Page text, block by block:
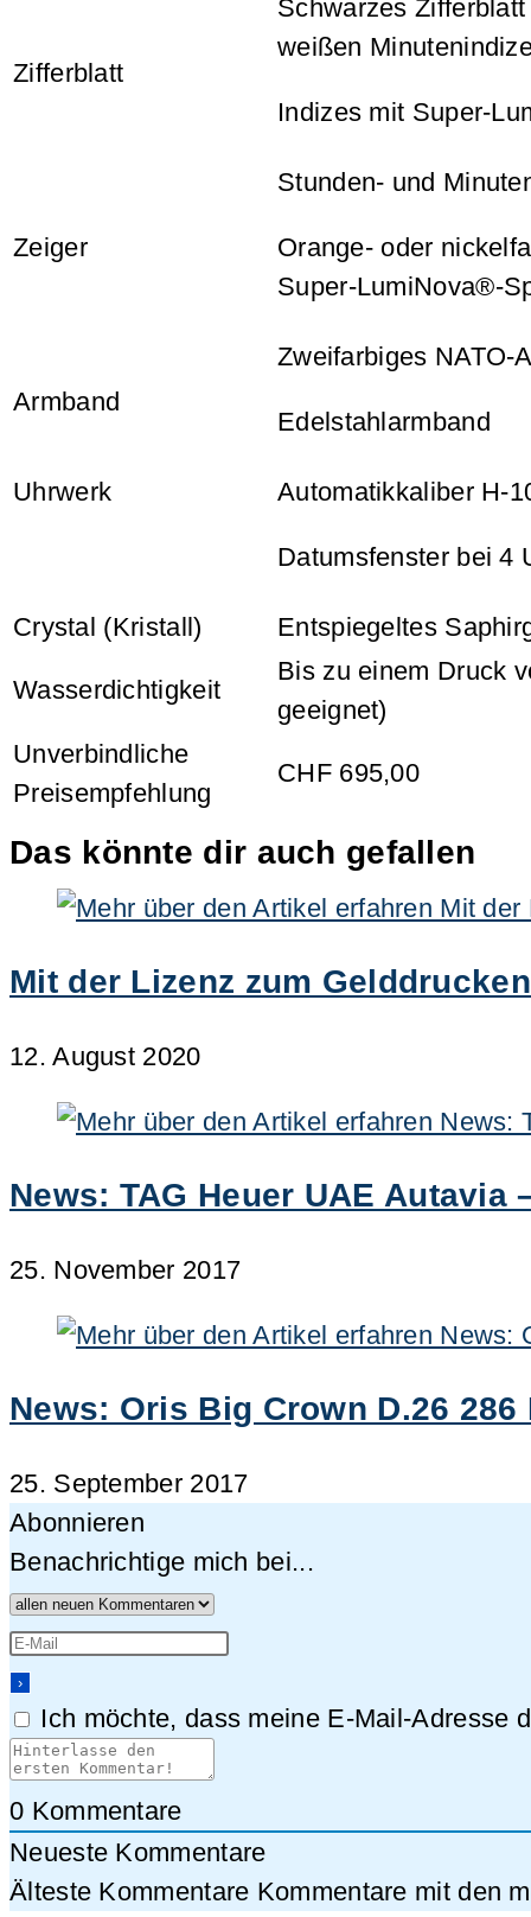
Zifferblatt
Schwarzes
weißen
Indizes mit Super-
Zeiger
Stunden- und
Orange- oder
Super-LumiNova®-
Armband
Zweifarbiges NATO-
Edelstahlarmband
Uhrwerk Automatikkaliber H-
Datumsfenster bei 4
Crystal (Kristall) Entspiegeltes
Wasserdichtigkeit
Bis zu einem Druck
geeignet)
Unverbindliche
Preisempfehlung
CHF 695,00
Das könnte dir auch gefallen
Mit der Lizenz zum
12. August 2020
News: TAG Heuer UAE
25. November 2017
News: Oris Big Crown D.26
25. September 2017
Abonnieren
Benachrichtige mich bei...
Ich möchte, dass meine E-Mail-Adresse
0 Kommentare
Neueste Kommentare
Älteste Kommentare Kommentare mit den